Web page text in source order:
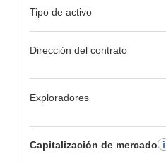
Tipo de activo
Dirección del contrato
Exploradores
Capitalización de mercado